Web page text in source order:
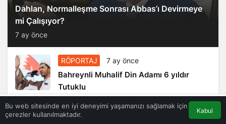
Dahlan, Normalleşme Sonrası Abbas’ı Devirmeye
mi Çalışıyor?
7 ay önce
RÖPORTAJ 7 ay önce
Bahreynli Muhalif Din Adamı 6 yıldır
Tutuklu
RÖPORTAJ
Bu web sitesinde en iyi deneyimi yaşamanızı sağlamak için
çerezler kullanılmaktadır.
Kabul
Anasayfa Akış Trafik